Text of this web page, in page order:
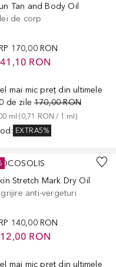
Tan and Body Oil
de corp
170,00 RON
RON
mai mic preț din ultimele
de zile 170,00 RON
ml (0,71 RON / 1 ml)
: EXTRA5%
Stretch Mark Dry Oil
anti-vergeturi
140,00 RON
RON
mai mic preț din ultimele